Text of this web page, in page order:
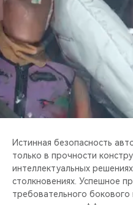
Истинная безопасность
только в прочности
интеллектуальных
столкновениях. Успешное
требовательного бокового